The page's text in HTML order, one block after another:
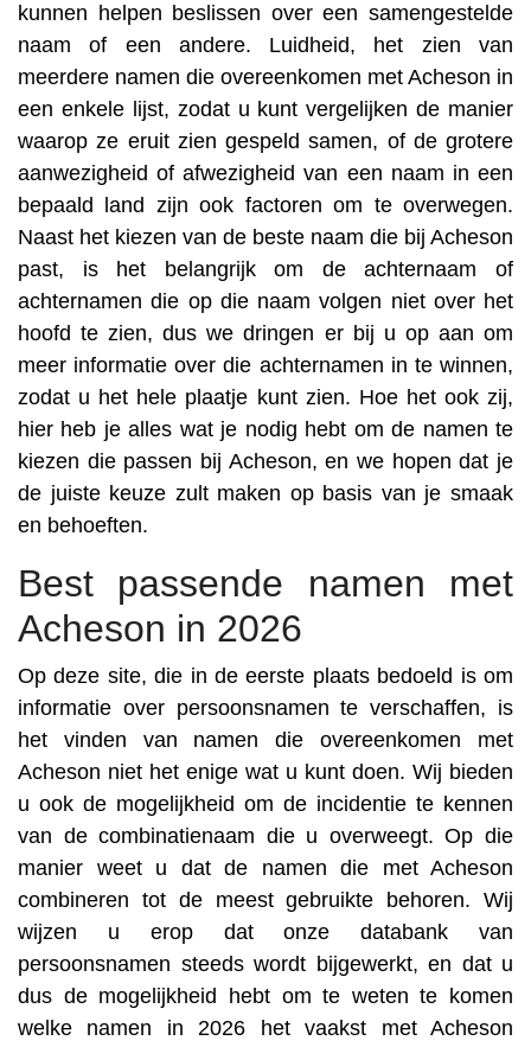
kunnen helpen beslissen over een samengestelde
naam of een andere. Luidheid, het zien van
meerdere namen die overeenkomen met Acheson in
een enkele lijst, zodat u kunt vergelijken de manier
waarop ze eruit zien gespeld samen, of de grotere
aanwezigheid of afwezigheid van een naam in een
bepaald land zijn ook factoren om te overwegen.
Naast het kiezen van de beste naam die bij Acheson
past, is het belangrijk om de achternaam of
achternamen die op die naam volgen niet over het
hoofd te zien, dus we dringen er bij u op aan om
meer informatie over die achternamen in te winnen,
zodat u het hele plaatje kunt zien. Hoe het ook zij,
hier heb je alles wat je nodig hebt om de namen te
kiezen die passen bij Acheson, en we hopen dat je
de juiste keuze zult maken op basis van je smaak
en behoeften.
Best passende namen met
Acheson in 2026
Op deze site, die in de eerste plaats bedoeld is om
informatie over persoonsnamen te verschaffen, is
het vinden van namen die overeenkomen met
Acheson niet het enige wat u kunt doen. Wij bieden
u ook de mogelijkheid om de incidentie te kennen
van de combinatienaam die u overweegt. Op die
manier weet u dat de namen die met Acheson
combineren tot de meest gebruikte behoren. Wij
wijzen u erop dat onze databank van
persoonsnamen steeds wordt bijgewerkt, en dat u
dus de mogelijkheid hebt om te weten te komen
welke namen in 2026 het vaakst met Acheson